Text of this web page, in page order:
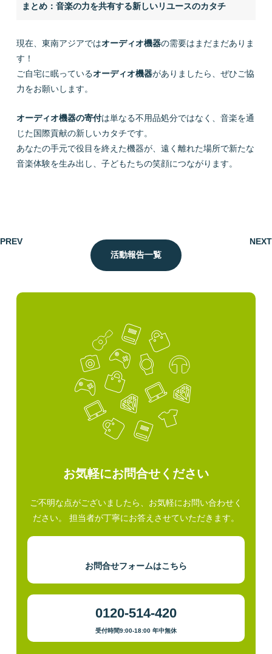
まとめ：音楽の力を共有する新しいリユースのカタチ
現在、東南アジアではオーディオ機器の需要はまだまだありま
す！
ご自宅に眠っているオーディオ機器がありましたら、ぜひご協
力をお願いします。
オーディオ機器の寄付は単なる不用品処分ではなく、音楽を通
じた国際貢献の新しいカタチです。
あなたの手元で役目を終えた機器が、遠く離れた場所で新たな
音楽体験を生み出し、子どもたちの笑顔につながります。
PREV
活動報告一覧
NEXT
お気軽にお問合せください
ご不明な点がございましたら、お気軽にお問い合わせく
ださい。 担当者が丁寧にお答えさせていただきます。
お問合せフォームはこちら
0120-514-420
受付時間9:00-18:00 年中無休